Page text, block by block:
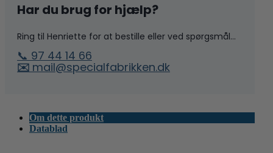
Har du brug for hjælp?
Ring til Henriette for at bestille eller ved spørgsmål...
📞 97 44 14 66
✉️ mail@specialfabrikken.dk
Om dette produkt
Datablad